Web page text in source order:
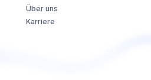
Über uns
Karriere